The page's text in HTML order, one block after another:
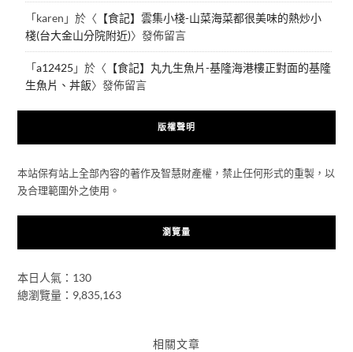
「karen 」於〈 【食記】雲集小棧-山菜海菜都很美味的熱炒小
棧(台大金山分院附近)〉發佈留言
「a12425 」於〈 【食記】丸九生魚片-基隆海港樓正對面的基隆
生魚片、丼飯〉發佈留言
版權聲明
本站保有站上全部內容的著作及智慧財產權，禁止任何形式的重製，以
及合理範圍外之使用。
瀏覽量
本日人氣：130
總瀏覽量：9,835,163
相關文章